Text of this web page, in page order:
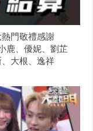
熱門敬禮感謝
鹿、優妮、劉芷
大根、逸祥